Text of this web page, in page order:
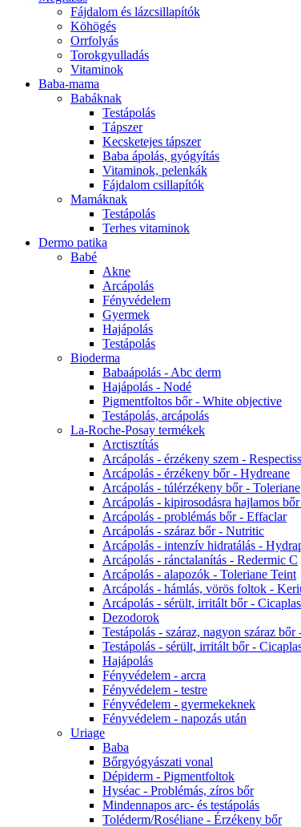
Fájdalom és lázcsillapítók
Köhögés
Orrfolyás
Torokgyulladás
Vitaminok
Baba-mama
Babáknak
Testápolás
Tápszer
Kecsketejes tápszer
Baba ápolás, gyógyítás
Vitaminok, pelenkák
Fájdalom csillapítók
Mamáknak
Testápolás
Terhes vitaminok
Dermo patika
Babé
Akne
Arcápolás
Fényvédelem
Gyermek
Hajápolás
Testápolás
Bioderma
Babaápolás - Abc derm
Hajápolás - Nodé
Pigmentfoltos bőr - White objective
Testápolás, arcápolás
La-Roche-Posay termékek
Arctisztítás
Arcápolás - érzékeny szem -
Arcápolás - érzékeny bőr - Hydreane
Arcápolás - túlérzékeny bőr - Toleriane
Arcápolás - kipirosodásra hajlamos
Arcápolás - problémás bőr - Effaclar
Arcápolás - száraz bőr - Nutritic
Arcápolás - intenzív hidratálás -
Arcápolás - ránctalanítás - Redermic C
Arcápolás - alapozók - Toleriane Teint
Arcápolás - hámlás, vörös foltok -
Arcápolás - sérült, irritált bőr -
Dezodorok
Testápolás - száraz, nagyon száraz
Testápolás - sérült, irritált bőr -
Hajápolás
Fényvédelem - arcra
Fényvédelem - testre
Fényvédelem - gyermekeknek
Fényvédelem - napozás után
Uriage
Baba
Bőrgyógyászati vonal
Dépiderm - Pigmentfoltok
Hyséac - Problémás, zíros bőr
Mindennapos arc- és testápolás
Toléderm/Roséliane - Érzékeny bőr